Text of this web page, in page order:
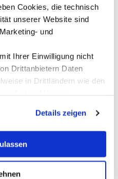
Cookies, die technisch
unserer Website sind
und
Ihrer Einwilligung nicht
Drittanbietern Daten
in Drittländern wie den
Datenübermittlung in die
Details zeigen
durch eine
15